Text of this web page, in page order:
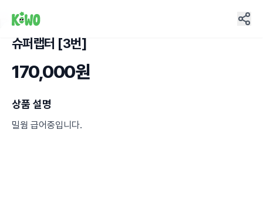
슈퍼랩터 [3번]
170,000원
상품 설명
밀웜 급어중입니다.